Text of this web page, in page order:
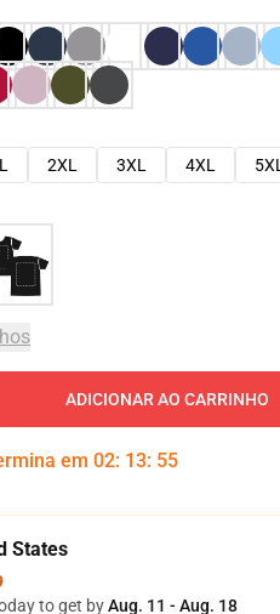
2XL 3XL 4XL
5XL
ADICIONAR AO CARRINHO
em 02: 13: 54
States
to get byAug. 11 - Aug. 18